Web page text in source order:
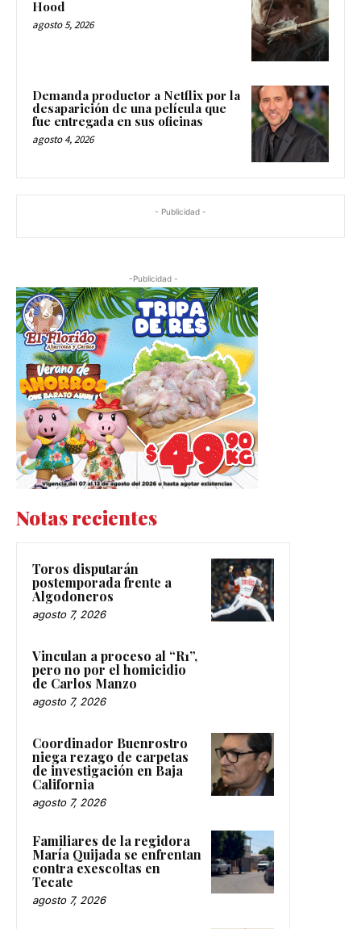
Hood
agosto 5, 2026
Demanda productor a Netflix por la
desaparición de una película que
fue entregada en sus oficinas
agosto 4, 2026
- Publicidad -
-Publicidad -
Notas recientes
Toros disputarán
postemporada frente a
Algodoneros
agosto 7, 2026
Vinculan a proceso al “R1”,
pero no por el homicidio
de Carlos Manzo
agosto 7, 2026
Coordinador Buenrostro
niega rezago de carpetas
de investigación en Baja
California
agosto 7, 2026
Familiares de la regidora
María Quijada se enfrentan
contra exescoltas en
Tecate
agosto 7, 2026